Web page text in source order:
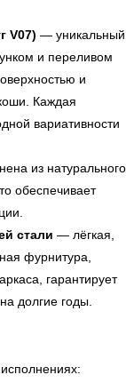
V07) — уникальный
и переливом
и
Каждая
вариативности
из натурального
обеспечивает
стали — лёгкая,
фурнитура,
гарантирует
долгие годы.